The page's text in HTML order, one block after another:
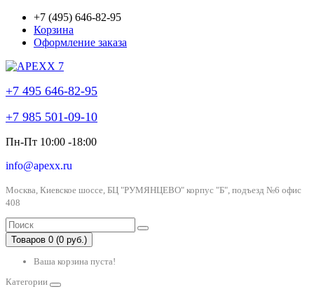
+7 (495) 646-82-95
Корзина
Оформление заказа
+7 495 646-82-95
+7 985 501-09-10
Пн-Пт 10:00 -18:00
info@apexx.ru
Москва, Киевское шоссе, БЦ "РУМЯНЦЕВО" корпус "Б", подъезд №6 офис
408
Товаров 0 (0 руб.)
Ваша корзина пуста!
Категории